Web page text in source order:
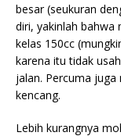
besar (seukuran
diri, yakinlah bahwa
kelas 150cc
karena itu tidak
jalan. Percuma
kencang.
Lebih kurangnya